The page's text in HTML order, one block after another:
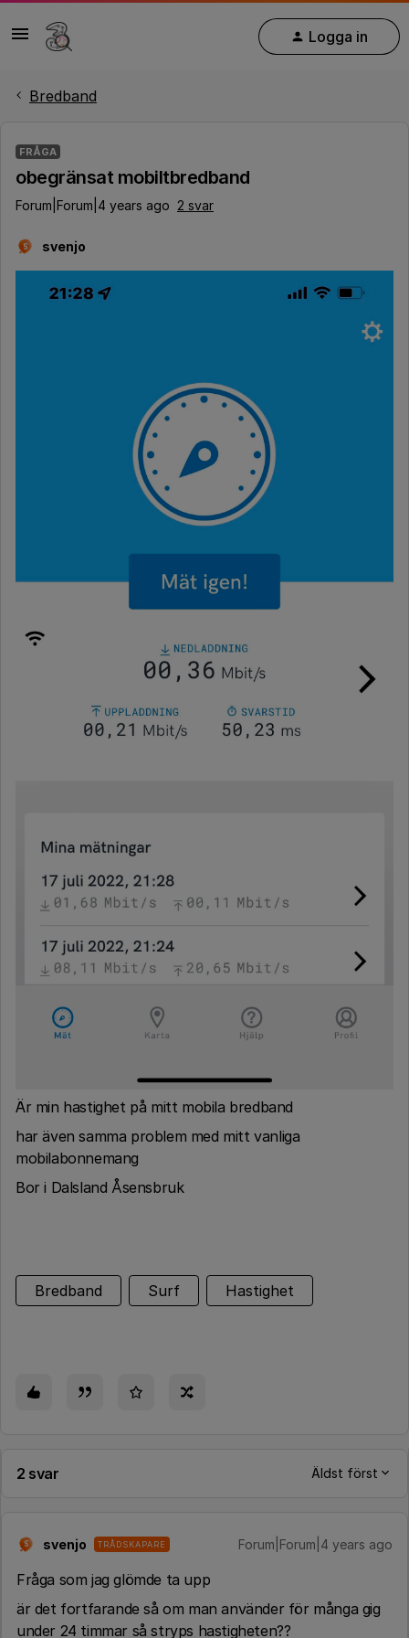
Logga in
Bredband
FRÅGA
obegränsat mobiltbredband
Forum|Forum|4 years ago 2 svar
S svenjo
Är min hastighet på mitt mobila bredband
har även samma problem med mitt vanliga
mobilabonnemang
Bor i Dalsland Åsensbruk
Bredband Surf Hastighet
2 svar Äldst först
S svenjo TRÅDSKAPARE Forum|Forum|4 years ago
Fråga som jag glömde ta upp
är det fortfarande så om man använder för många gig
under 24 timmar så stryps hastigheten??